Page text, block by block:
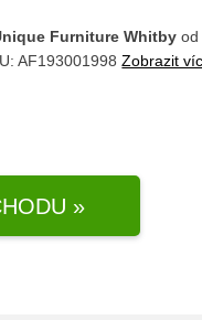
Furniture Whitby od
AF193001998Zobrazit
»